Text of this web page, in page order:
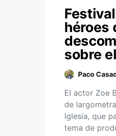
héroes
sobre
Paco
El actor Zoe
de
Iglesia, que
tema de